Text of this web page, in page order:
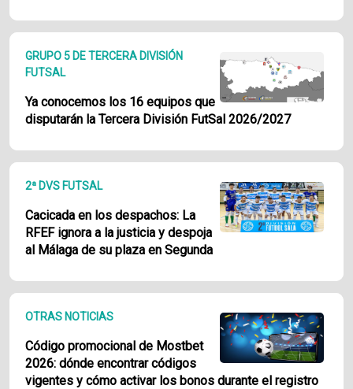
GRUPO 5 DE TERCERA DIVISIÓN
FUTSAL
Ya conocemos los 16 equipos que
disputarán la Tercera División FutSal 2026/2027
2ª DVS FUTSAL
Cacicada en los despachos: La
RFEF ignora a la justicia y despoja
al Málaga de su plaza en Segunda
OTRAS NOTICIAS
Código promocional de Mostbet
2026: dónde encontrar códigos
vigentes y cómo activar los bonos durante el registro